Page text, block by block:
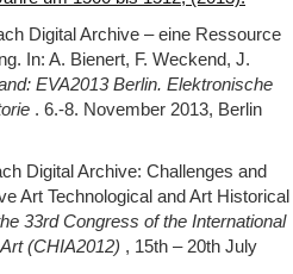
Digital Archive – eine Ressource
In: A. Bienert, F. Weckend, J.
EVA2013 Berlin. Elektronische
. 6.-8. November 2013, Berlin
Digital Archive: Challenges and
Art Technological and Art Historical
33rd Congress of the International
(CHIA2012) , 15th – 20th July